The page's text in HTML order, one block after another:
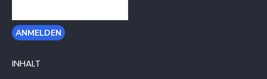
INHALT